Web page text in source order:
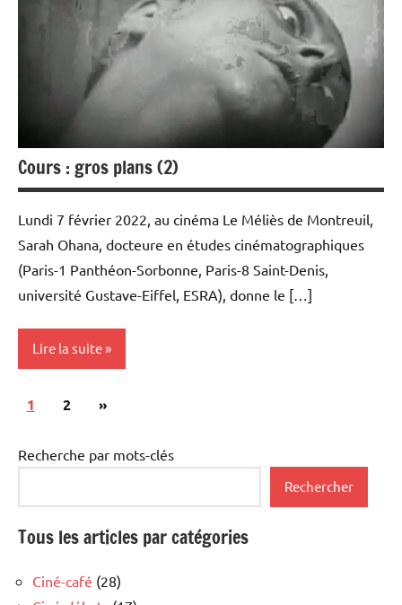
Cours : gros plans (2)
Lundi 7 février 2022, au cinéma Le Méliès de Montreuil,
Sarah Ohana, docteure en études cinématographiques
(Paris-1 Panthéon-Sorbonne, Paris-8 Saint-Denis,
université Gustave-Eiffel, ESRA), donne le […]
Lire la suite
Rencontres
Université
et Cours
Pagination
publications
1 2
Articles
»
Recherche par mots-clés
Rechercher
Tous les articles par catégories
Ciné-café (28)